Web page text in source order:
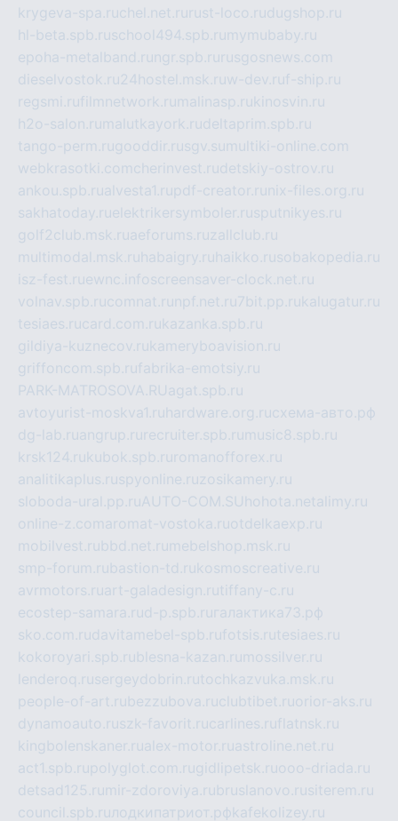
krygeva-spa.ruchel.net.ru rust-loco.rudugshop.ru
hl-beta.spb.ruschool494.spb.ru mymubaby.ru
epoha-metalband.ru ngr.spb.ru rusgosnews.com
dieselvostok.ru24hostel.msk.ruw-dev.ruf-ship.ru
regsmi.rufilmnetwork.ru malinasp.rukinosvin.ru
h2o-salon.ru malutkayork.rudeltaprim.spb.ru
tango-perm.rugooddir.rusgv.su multiki-online.com
webkrasotki.comcherinvest.rudetskiy-ostrov.ru
ankou.spb.rualvesta1.rupdf-creator.ru nix-files.org.ru
sakhatoday.ruelektrikersymboler.rusputnikyes.ru
golf2club.msk.ruaeforums.ruzallclub.ru
multimodal.msk.ru habaigry.ru haikko.rusobakopedia.ru
isz-fest.ruewnc.infoscreensaver-clock.net.ru
volnav.spb.rucomnat.ru npf.net.ru 7bit.pp.rukalugatur.ru
tesiaes.rucard.com.rukazanka.spb.ru
gildiya-kuznecov.rukameryboavision.ru
griffoncom.spb.rufabrika-emotsiy.ru
PARK-MATROSOVA.RUagat.spb.ru
avtoyurist-moskva1.ru hardware.org.ruсхема-авто.рф
dg-lab.ruangrup.ru recruiter.spb.ru music8.spb.ru
krsk124.rukubok.spb.ru romanofforex.ru
analitikaplus.ruspyonline.ruzosikamery.ru
sloboda-ural.pp.ruAUTO-COM.SU hohota.net alimy.ru
online-z.comaromat-vostoka.ruotdelkaexp.ru
mobilvest.rubbd.net.ru mebelshop.msk.ru
smp-forum.rubastion-td.rukosmoscreative.ru
avrmotors.ruart-galadesign.rutiffany-c.ru
ecostep-samara.rud-p.spb.ru галактика73.рф
sko.com.rudavitamebel-spb.rufotsis.rutesiaes.ru
kokoroyari.spb.rublesna-kazan.ru mossilver.ru
lenderoq.rusergeydobrin.rutochkazvuka.msk.ru
people-of-art.rubezzubova.ruclubtibet.ruorior-aks.ru
dynamoauto.ruszk-favorit.rucarlines.ruflatnsk.ru
kingbolenskaner.rualex-motor.ruastroline.net.ru
act1.spb.rupolyglot.com.rugidlipetsk.ruooo-driada.ru
detsad125.ru mir-zdoroviya.rubruslanovo.rusiterem.ru
council.spb.ruлодкипатриот.рфkafekolizey.ru